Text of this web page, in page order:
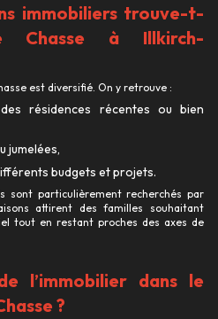
immobiliers trouve-t-
à Illkirch-
est diversifié. On y retrouve :
résidences récentes ou bien
jumelées,
budgets et projets.
sont particulièrement recherchés par
attirent des familles souhaitant
tout en restant proches des axes de
l’immobilier dans le
?